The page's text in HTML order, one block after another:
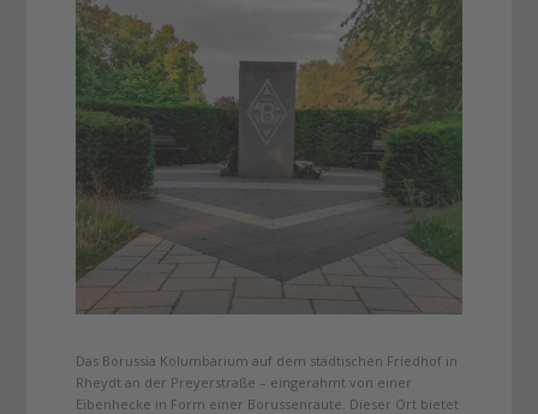
Das Borussia Kolumbarium auf dem städtischen Friedhof in
Rheydt an der Preyerstraße – eingerahmt von einer
Eibenhecke in Form einer Borussenraute. Dieser Ort bietet